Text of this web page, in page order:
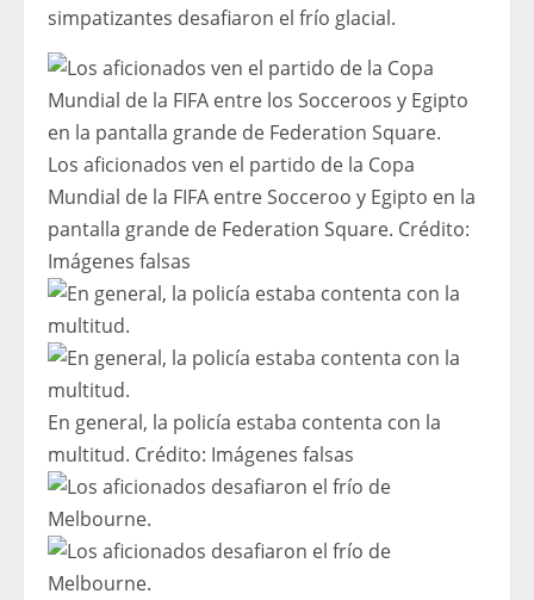
simpatizantes desafiaron el frío glacial.
Los aficionados ven el partido de la Copa
Mundial de la FIFA entre Socceroo y Egipto en la
pantalla grande de Federation Square. Crédito:
Imágenes falsas
En general, la policía estaba contenta con la
multitud. Crédito: Imágenes falsas